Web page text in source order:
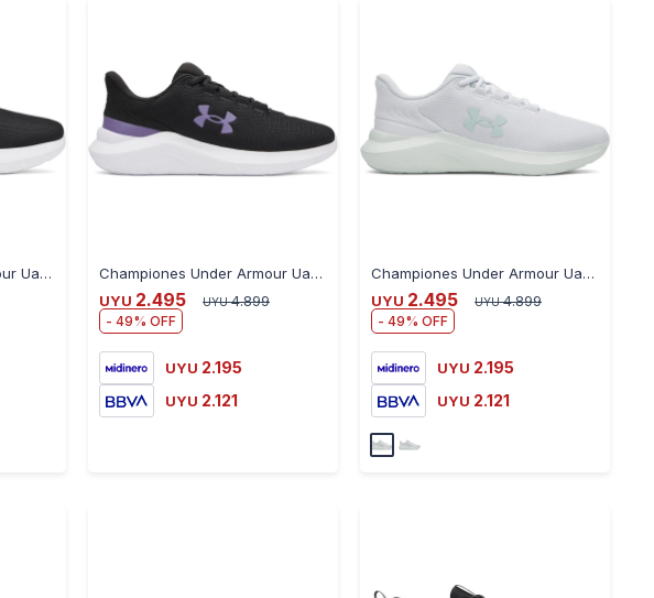
Championes Under Armour Ua Phade Rn 3 Para Hombre - BLACK Championes Under Armour Ua W Phade Rn 3 Para Dama - BLACK
UYU 2.495 UYU 4.899
49
UYU 2.195
UYU 2.121
Championes Under Armour Ua W Phade Rn 3 Para Dama - GREY
UYU 2.495 UYU 4.899
49
UYU 2.195
UYU 2.121